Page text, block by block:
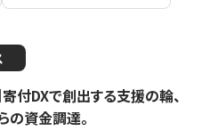
付DXで創出する支援の輪、
の資金調達。